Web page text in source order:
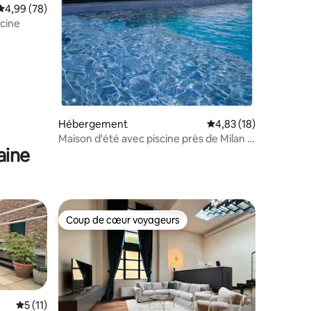
moyenne sur la base de 78 commentaires : 4,99 sur 5
4,99 (78)
Hébergement Évaluation moyenne
4,83 (18)
Maison d'été avec piscine près de Milan -
Évaluation moyenne sur la base de 11 commentaires : 5 sur 5
5 (11)
Coup de cœur voyageurs
Coup de cœur voyageurs